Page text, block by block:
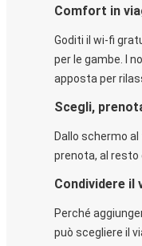
Comfort in
Goditi il wi-fi
per le gambe. I
apposta per
Scegli,
Dallo schermo
prenota, al resto
Condividere il
Perché
può scegliere il